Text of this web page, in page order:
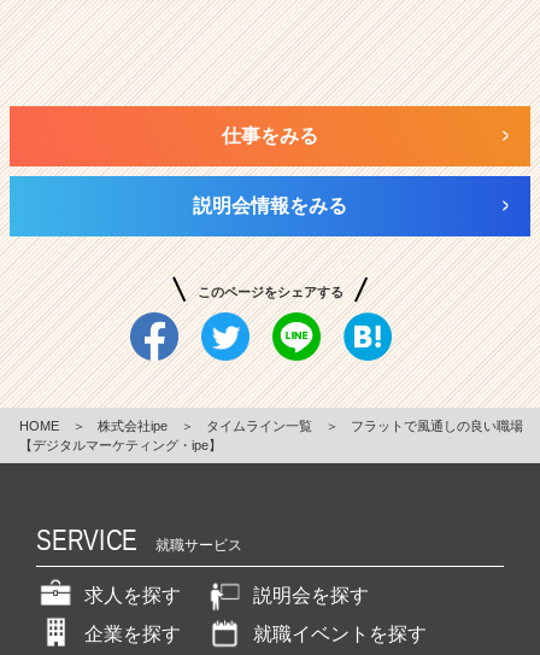
仕事をみる
説明会情報をみる
このページをシェアする
HOME ＞ 株式会社ipe ＞ タイムライン一覧 ＞
フラットで風通しの良い職場
【デジタルマーケティング・ipe】
SERVICE 就職サービス
求人を探す
説明会を探す
企業を探す
就職イベントを探す